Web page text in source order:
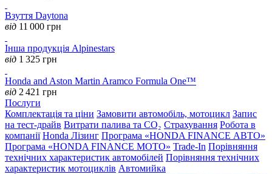
Взуття Daytona
від 11 000 грн
Інша продукція Alpinestars
від 1 325 грн
Honda and Aston Martin Aramco Formula One™
від 2 421 грн
Послуги
Комплектація та ціни Замовити автомобіль, мотоцикл Запис
на тест-драйв Витрати палива та CO₂ Страхування Робота в
компанії Honda Лізинг Програма «HONDA FINANCE АВТО»
Програма «HONDA FINANCE MOTO» Trade-In Порівняння
технічних характеристик автомобілей Порівняння технічних
характеристик мотоциклів Автомийка